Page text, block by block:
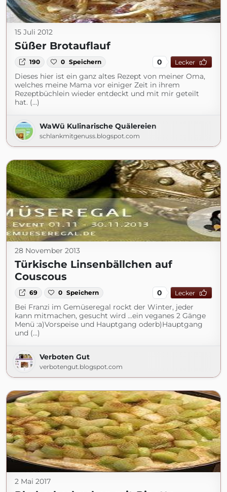
15 Juli 2012
Süßer Brotauflauf
190 0 Speichern 0 Lecker
Dieses hier ist ein ganz altes Rezept von meiner Oma,
welches meine Mama vor einiger Zeit in ihrem
Rezeptbüchlein wieder entdeckt und mit mir geteilt
hat. (...)
WaWü Kulinarische Quälereien
schlankmitgenuss.blogspot.com
28 November 2013
Türkische Linsenbällchen auf
Couscous
69 0 Speichern 0 Lecker
Bei Franzi im Gemüseregal rockt der Winter, jeder
kann mitmachen, gesucht wird ...ein veganes 2 Gänge
Menü :a)Vorspeise und Hauptgang oderb)Hauptgang
und (...)
Verboten Gut
verbotengut.blogspot.com
2 Mai 2017